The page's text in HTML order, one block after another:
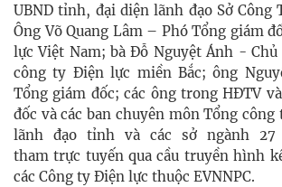
UBND tỉnh, đại diện lãnh đạo Sở Công
Ông Võ Quang Lâm – Phó Tổng giám
lực Việt Nam; bà Đỗ Nguyệt Ánh -
công ty Điện lực miền Bắc; ông
Tổng giám đốc; các ông trong HĐTV
đốc và các ban chuyên môn Tổng
lãnh đạo tỉnh và các sở ngành
tham trực tuyến qua cầu truyền hình
các Công ty Điện lực thuộc EVNNPC.